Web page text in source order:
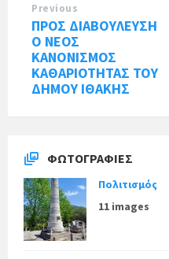
Previous
ΠΡΟΣ ΔΙΑΒΟΥΛΕΥΣΗ
Ο ΝΕΟΣ
ΚΑΝΟΝΙΣΜΟΣ
ΚΑΘΑΡΙΟΤΗΤΑΣ ΤΟΥ
ΔΗΜΟΥ ΙΘΑΚΗΣ
ΦΩΤΟΓΡΑΦΊΕΣ
Πολιτισμός
11 images